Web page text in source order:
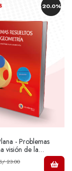
-20.0%
- Problemas
visión de la
23.00